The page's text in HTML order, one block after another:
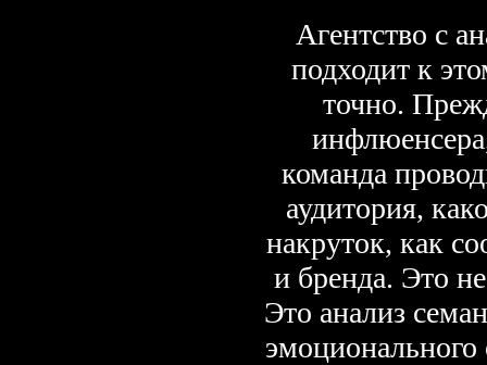
Агентство с
подходит к
точно.
команда
аудитория,
накруток, как
и бренда. Это
Это анализ
эмоционального